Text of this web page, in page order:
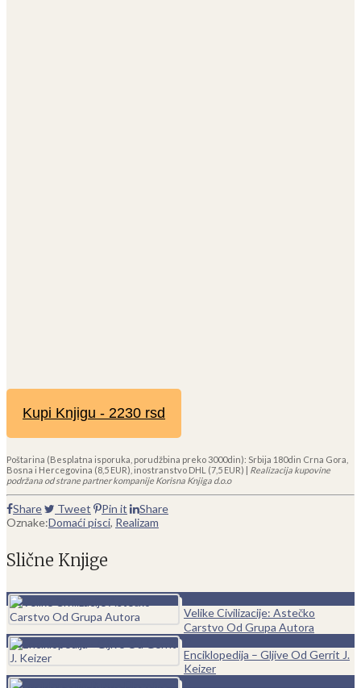
Kupi Knjigu - 2230 rsd
Poštarina (Besplatna isporuka, porudžbina preko 3000din): Srbija 180din Crna Gora,
Bosna i Hercegovina (8,5 EUR), inostranstvo DHL (7,5 EUR) | Realizacija kupovine
podržana od strane partner kompanije Korisna Knjiga d.o.o
Share Tweet Pin it
Share
Oznake:Domaći pisci, Realizam
Slične Knjige
Velike Civilizacije: Astečko
Carstvo Od Grupa Autora
Enciklopedija – Gljive Od Gerrit J.
Keizer